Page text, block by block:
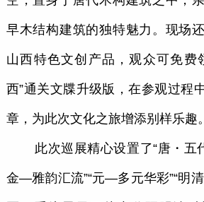
早木结构建筑的独特魅力。现场
山西特色文创产品，观众可免费
西”通关文牒升级版，在参观过程
章，为此次文化之旅增添别样乐趣。
此次巡展精心设置了“唐・五
金—雅韵汇流”“元—多元华彩”“明